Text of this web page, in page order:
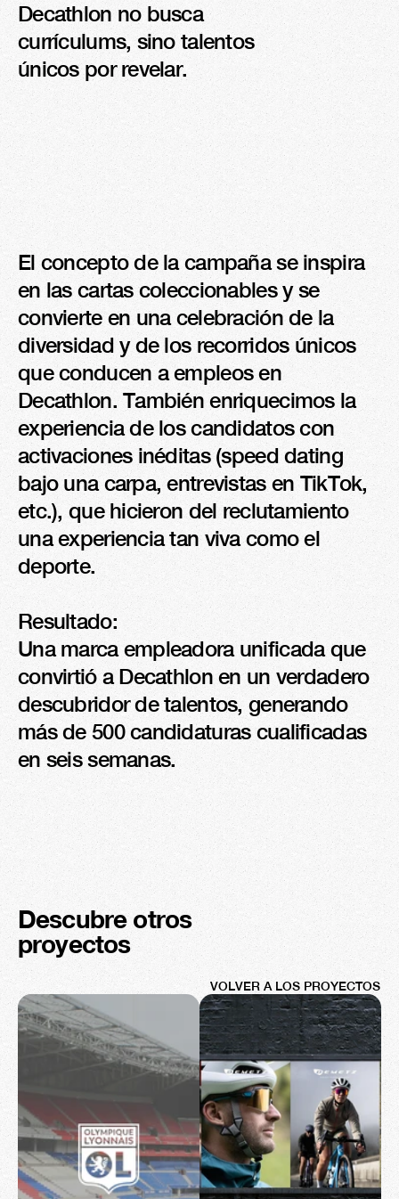
Decathlon no busca
currículums, sino talentos
únicos por revelar.
El concepto de la campaña se inspira
en las cartas coleccionables y se
convierte en una celebración de la
diversidad y de los recorridos únicos
que conducen a empleos en
Decathlon. También enriquecimos la
experiencia de los candidatos con
activaciones inéditas (speed dating
bajo una carpa, entrevistas en TikTok,
etc.), que hicieron del reclutamiento
una experiencia tan viva como el
deporte.
Resultado:
Una marca empleadora unificada que
convirtió a Decathlon en un verdadero
descubridor de talentos, generando
más de 500 candidaturas cualificadas
en seis semanas.
Descubre otros
proyectos
VOLVER A LOS PROYECTOS